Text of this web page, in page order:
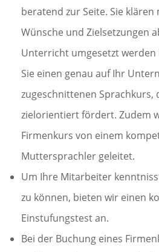
beratend zur Seite. Sie klären
Wünsche und Zielsetzungen
Unterricht umgesetzt werden
Sie einen genau auf Ihr
zugeschnittenen
zielorientiert fördert. Zudem
Firmenkurs von einem
Muttersprachler geleitet.
Um Ihre Mitarbeiter
zu können, bieten wir einen
Einstufungstest an.
Bei der Buchung eines